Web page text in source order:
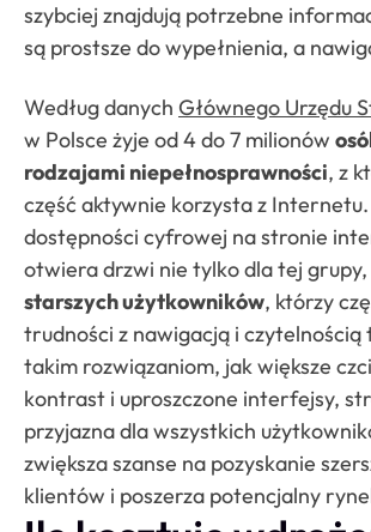
szybciej znajdują potrzebne
są prostsze do wypełnienia, a
Według danych Głównego Urzędu
w Polsce żyje od 4 do 7 milionów
rodzajami niepełnosprawności, z
część aktywnie korzysta z
dostępności cyfrowej na stronie
otwiera drzwi nie tylko dla tej
starszych użytkowników, którzy
trudności z nawigacją i czytelnością
takim rozwiązaniom, jak większe
kontrast i uproszczone interfejsy,
przyjazna dla wszystkich
zwiększa szanse na pozyskanie
klientów i poszerza potencjalny